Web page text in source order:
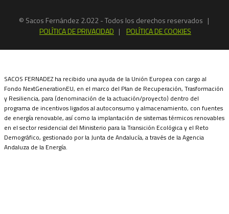
© Sacos Fernández 2.022 - Todos los derechos reservados |
POLÍTICA DE PRIVACIDAD | POLÍTICA DE COOKIES
SACOS FERNADEZ ha recibido una ayuda de la Unión Europea con cargo al
Fondo NextGenerationEU, en el marco del Plan de Recuperación, Trasformación
y Resiliencia, para (denominación de la actuación/proyecto) dentro del
programa de incentivos ligados al autoconsumo y almacenamiento, con fuentes
de energía renovable, así como la implantación de sistemas térmicos renovables
en el sector residencial del Ministerio para la Transición Ecológica y el Reto
Demográfico, gestionado por la Junta de Andalucía, a través de la Agencia
Andaluza de la Energía.